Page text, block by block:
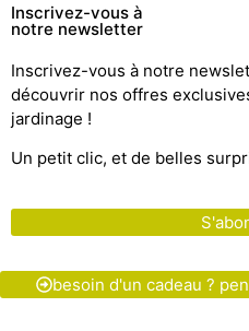
Inscrivez-vous à
notre newsletter
Inscrivez-vous à notre
découvrir nos offres
jardinage !
Un petit clic, et de belles
besoin d'un cadeau ?